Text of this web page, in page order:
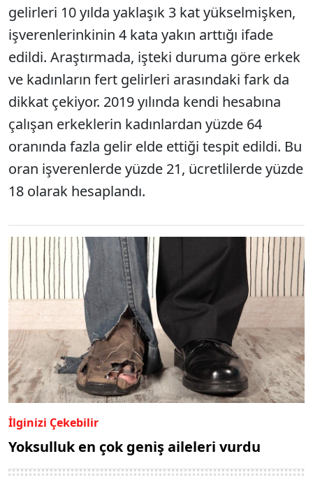
gelirleri 10 yılda yaklaşık 3 kat yükselmişken,
işverenlerinkinin 4 kata yakın arttığı ifade
edildi. Araştırmada, işteki duruma göre erkek
ve kadınların fert gelirleri arasındaki fark da
dikkat çekiyor. 2019 yılında kendi hesabına
çalışan erkeklerin kadınlardan yüzde 64
oranında fazla gelir elde ettiği tespit edildi. Bu
oran işverenlerde yüzde 21, ücretlilerde yüzde
18 olarak hesaplandı.
İlginizi Çekebilir
Yoksulluk en çok geniş aileleri vurdu